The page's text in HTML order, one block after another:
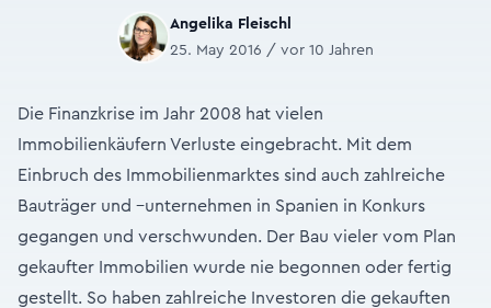
Angelika Fleischl
25. May 2016 / vor 10 Jahren
Die Finanzkrise im Jahr 2008 hat vielen
Immobilienkäufern Verluste eingebracht. Mit dem
Einbruch des Immobilienmarktes sind auch zahlreiche
Bauträger und –unternehmen in Spanien in Konkurs
gegangen und verschwunden. Der Bau vieler vom Plan
gekaufter Immobilien wurde nie begonnen oder fertig
gestellt. So haben zahlreiche Investoren die gekauften